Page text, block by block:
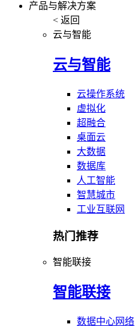
产品与解决方案
< 返回
云与智能
云与智能
云操作系统
虚拟化
超融合
桌面云
大数据
数据库
人工智能
智慧城市
工业互联网
热门推荐
智能联接
智能联接
数据中心网络